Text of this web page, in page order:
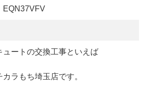
ュートの交換工事といえば
カラもち埼玉店です。